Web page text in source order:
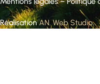
RéalisationAN. Web Studio.